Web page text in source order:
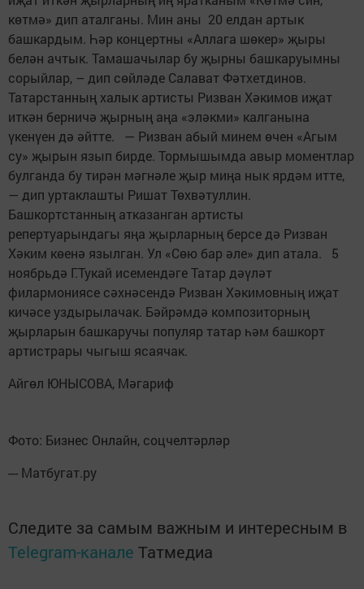
көтмә» дип аталганы. Мин аны 20 елдан артык
башкардым. Һәр концертны «Аллага шөкер» җыры
белән ачтык. Тамашачылар бу җырны башкаруымны
сорыйлар, – дип сөйләде Салават Фәтхетдинов.
Татарстанның халык артисты Ризван Хәкимов иҗат
иткән берничә җырның аңа «эләкми» калганына
үкенүен дә әйтте. — Ризван абый минем өчен «Агым
су» җырын язып бирде. Тормышымда авыр моментлар
булганда бу тирән мәгнәле җыр миңа нык ярдәм итте,
— дип уртаклашты Ришат Төхвәтуллин.
Башкортстанның атказанган артисты
репертуарындагы яңа җырларның берсе дә Ризван
Хәким көенә язылган. Ул «Сөю бар әле» дип атала. 5
ноябрьдә Г.Тукай исемендәге Татар дәүләт
филармониясе сәхнәсендә Ризван Хәкимовның иҗат
кичәсе уздырылачак. Бәйрәмдә композиторның
җырларын башкаручы популяр татар һәм башкорт
артистрары чыгыш ясаячак.
Айгөл ЮНЫСОВА, Мәгариф
Фото: Бизнес Онлайн, соцчелтәрләр
--- Матбугат.ру
Следите за самым важным и интересным в
Telegram-канале Татмедиа